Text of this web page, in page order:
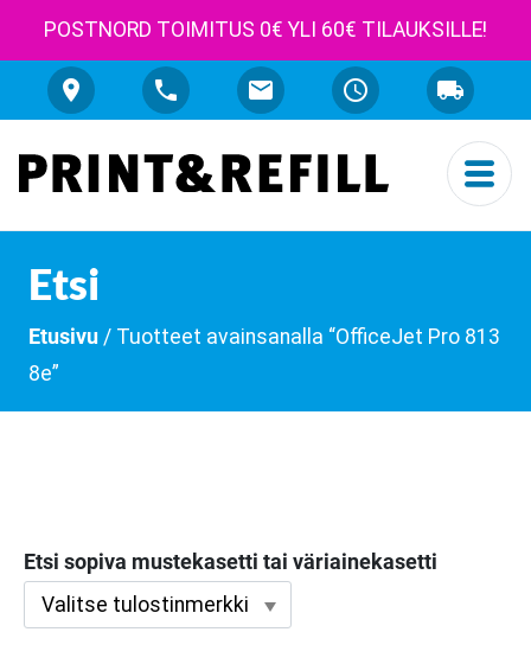
POSTNORD TOIMITUS 0€ YLI 60€ TILAUKSILLE!
Etsi
Etusivu / Tuotteet avainsanalla “OfficeJet Pro 813
8e”
Etsi sopiva mustekasetti tai väriainekasetti